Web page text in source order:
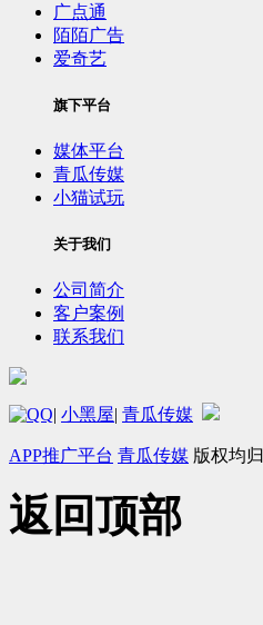
广点通
陌陌广告
爱奇艺
旗下平台
媒体平台
青瓜传媒
小猫试玩
关于我们
公司简介
客户案例
联系我们
| 小黑屋| 青瓜传媒
APP推广平台 青瓜传媒 版权均归
返回顶部